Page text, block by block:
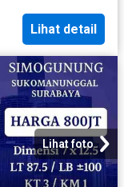
Lihat detail
Lihat foto